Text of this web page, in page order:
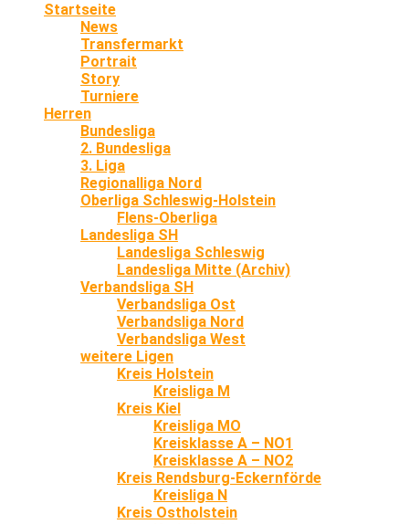
Startseite
News
Transfermarkt
Portrait
Story
Turniere
Herren
Bundesliga
2. Bundesliga
3. Liga
Regionalliga Nord
Oberliga Schleswig-Holstein
Flens-Oberliga
Landesliga SH
Landesliga Schleswig
Landesliga Mitte (Archiv)
Verbandsliga SH
Verbandsliga Ost
Verbandsliga Nord
Verbandsliga West
weitere Ligen
Kreis Holstein
Kreisliga M
Kreis Kiel
Kreisliga MO
Kreisklasse A – NO1
Kreisklasse A – NO2
Kreis Rendsburg-Eckernförde
Kreisliga N
Kreis Ostholstein